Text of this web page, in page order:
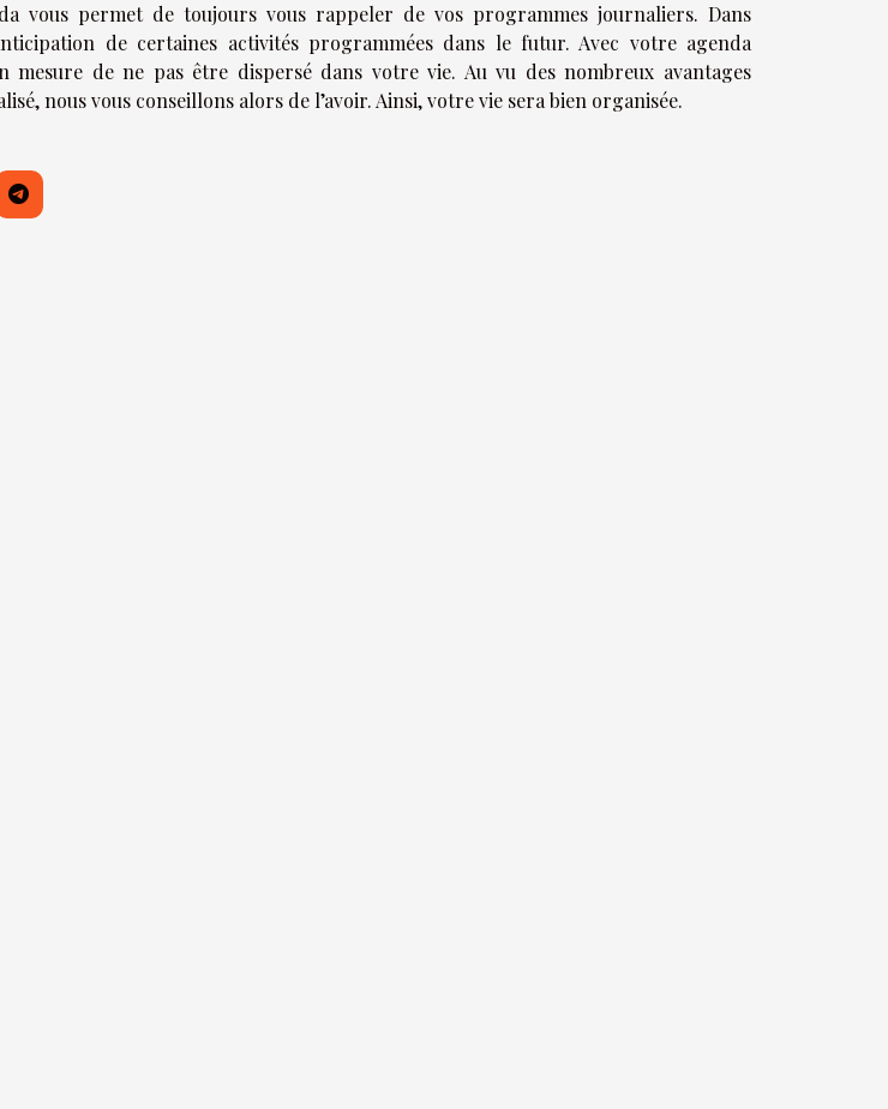
vous permet de toujours vous rappeler de vos programmes journaliers. Dans
de certaines activités programmées dans le futur. Avec votre agenda
mesure de ne pas être dispersé dans votre vie. Au vu des nombreux avantages
nous vous conseillons alors de l’avoir. Ainsi, votre vie sera bien organisée.